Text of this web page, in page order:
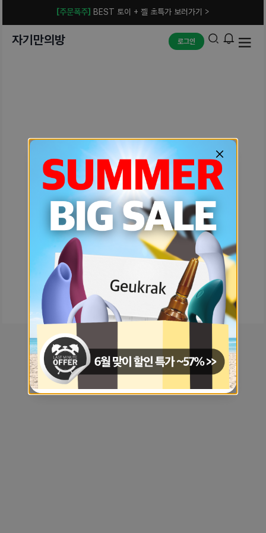
[주문폭주] BEST 토이 + 젤 초특가 보러가기 >
자기만의방 로그인
예상치 못한 에러입니다.